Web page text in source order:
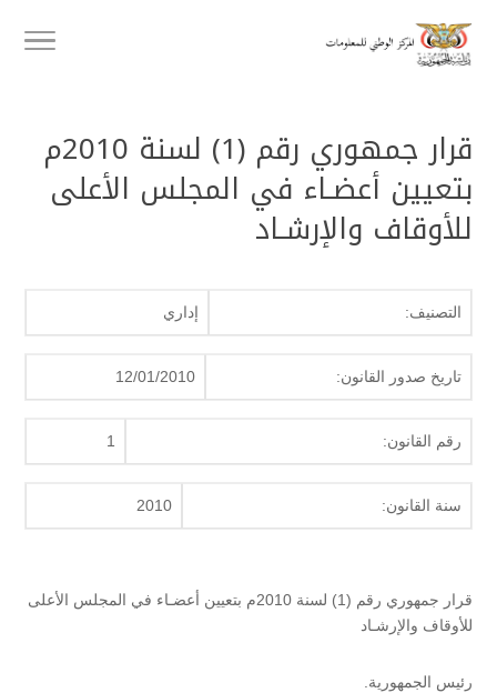
قرار جمهوري رقم (1) لسنة 2010م
بتعيين أعضـاء في المجلس الأعلى
للأوقاف والإرشـاد
التصنيف: إداري
تاريخ صدور القانون: 12/01/2010
رقم القانون: 1
سنة القانون: 2010
قرار جمهوري رقم (1) لسنة 2010م بتعيين أعضـاء في المجلس الأعلى
للأوقاف والإرشـاد
رئيس الجمهورية.